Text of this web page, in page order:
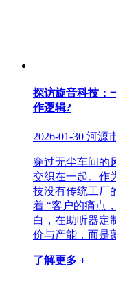
探访旋音科技：
作逻辑?
2026-01-30 河源
穿过无尘车间的
交织在一起。作
技没有传统工厂
着 “客户的痛点
白，在助听器定
价与产能，而是
了解更多 +